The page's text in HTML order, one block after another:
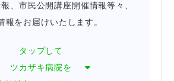
、市民公開講座開催情報等々、
報をお届けいたします。
タップして
ツカザキ病院を